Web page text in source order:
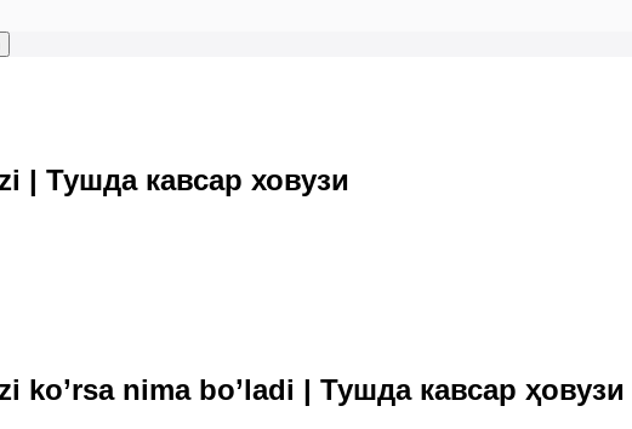
| Тушда кавсар ховузи
ko’rsa nima bo’ladi | Тушда кавсар